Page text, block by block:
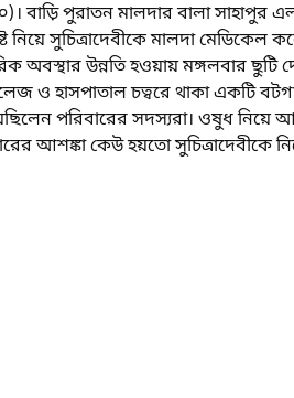
বাড়ি পুরাতন মালদার বালা সাহাপুর
নিয়ে সুচিত্রাদেবীকে মালদা মেডিকেল
অবস্থার উন্নতি হওয়ায় মঙ্গলবার ছুটি
ও হাসপাতাল চত্বরে থাকা একটি
পরিবারের সদস্যরা। ওষুধ নিয়ে
আশঙ্কা কেউ হয়তো সুচিত্রাদেবীকে